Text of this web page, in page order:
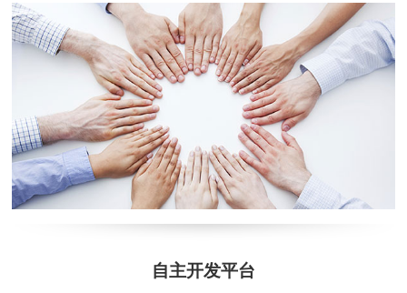
自主开发平台